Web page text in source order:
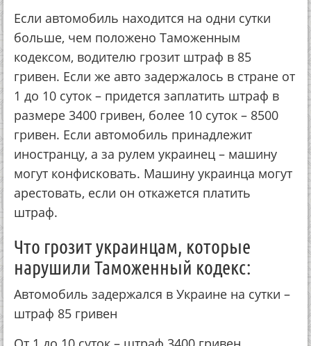
Если автомобиль находится на одни сутки
больше, чем положено Таможенным
кодексом, водителю грозит штраф в 85
гривен. Если же авто задержалось в стране от
1 до 10 суток – придется заплатить штраф в
размере 3400 гривен, более 10 суток – 8500
гривен. Если автомобиль принадлежит
иностранцу, а за рулем украинец – машину
могут конфисковать. Машину украинца могут
арестовать, если он откажется платить
штраф.
Что грозит украинцам, которые
нарушили Таможенный кодекс:
Автомобиль задержался в Украине на сутки –
штраф 85 гривен